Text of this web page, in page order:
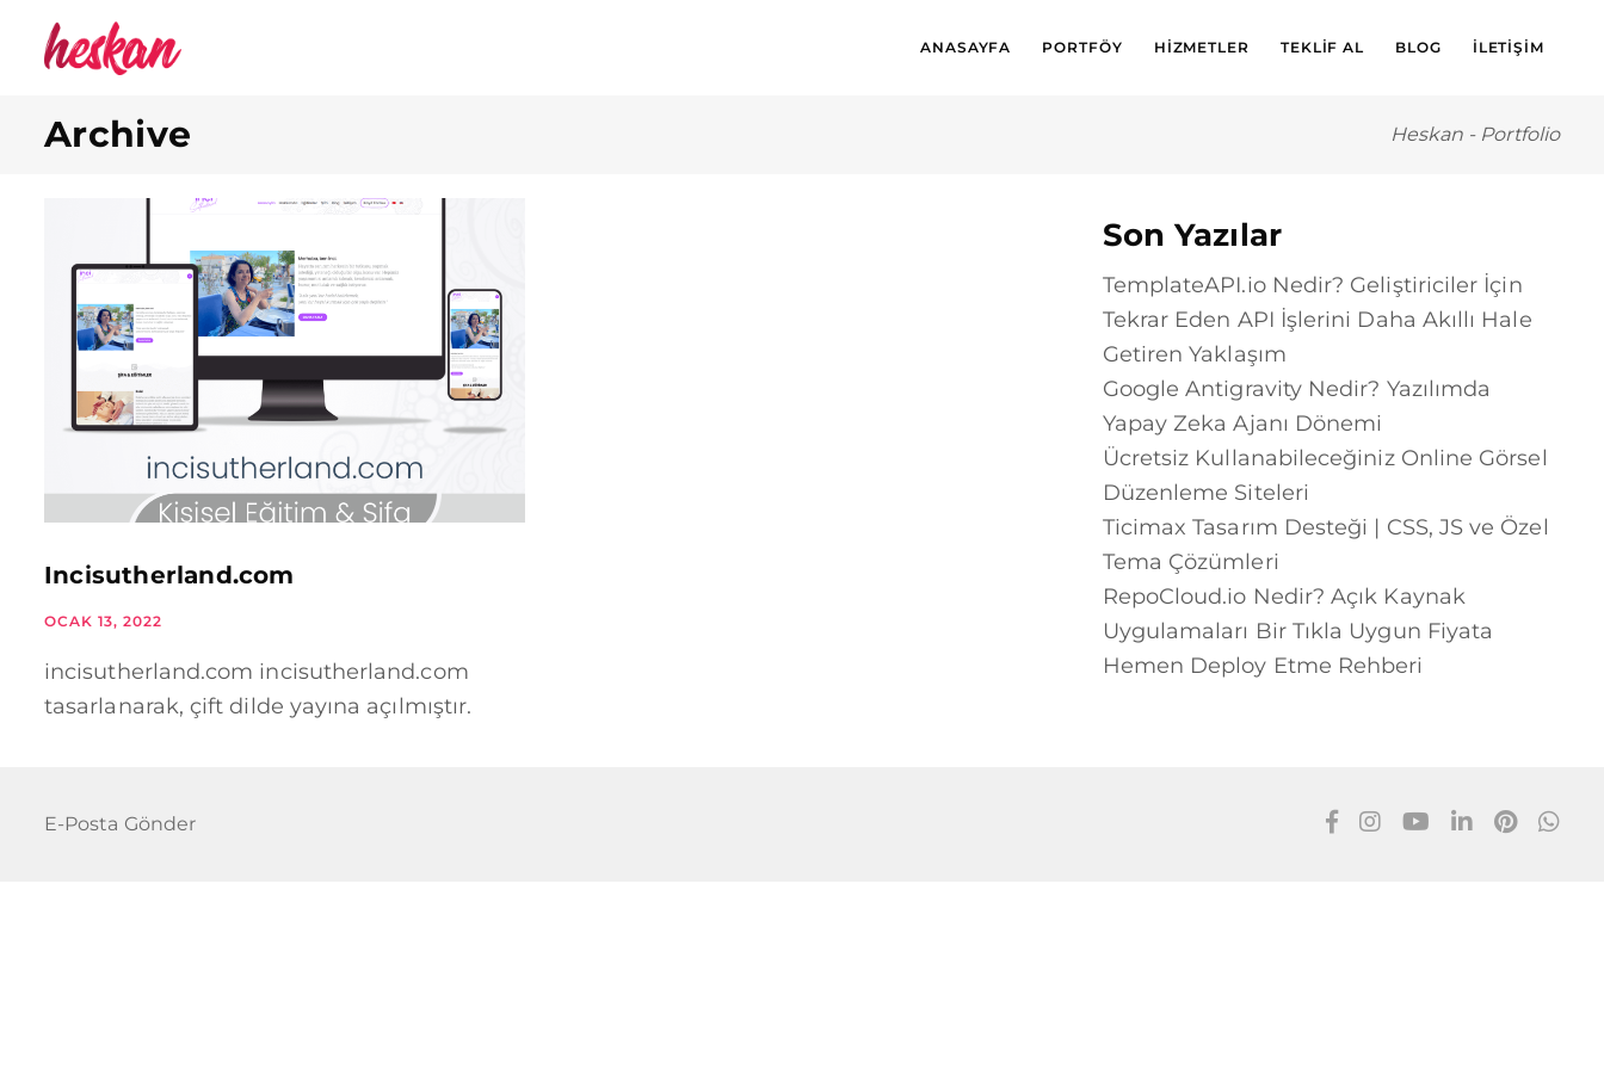
ANASAYFA PORTFÖY HIZMETLER TEKLIF AL BLOG İLETIŞIM
Archive Heskan - Portfolio
Incisutherland.com
OCAK 13, 2022
incisutherland.com incisutherland.com
tasarlanarak, çift dilde yayına açılmıştır.
Son Yazılar
TemplateAPI.io Nedir? Geliştiriciler İçin
Tekrar Eden API İşlerini Daha Akıllı Hale
Getiren Yaklaşım
Google Antigravity Nedir? Yazılımda
Yapay Zeka Ajanı Dönemi
Ücretsiz Kullanabileceğiniz Online Görsel
Düzenleme Siteleri
Ticimax Tasarım Desteği | CSS, JS ve Özel
Tema Çözümleri
RepoCloud.io Nedir? Açık Kaynak
Uygulamaları Bir Tıkla Uygun Fiyata
Hemen Deploy Etme Rehberi
E-Posta Gönder